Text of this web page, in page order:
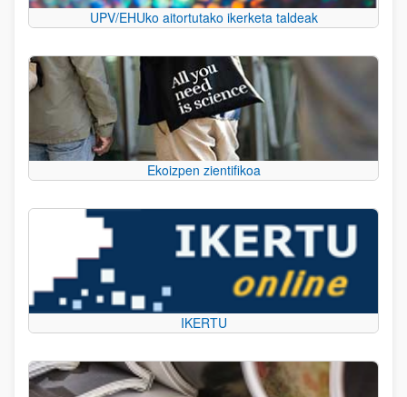
UPV/EHUko aitortutako ikerketa taldeak
Ekoizpen zientifikoa
IKERTU